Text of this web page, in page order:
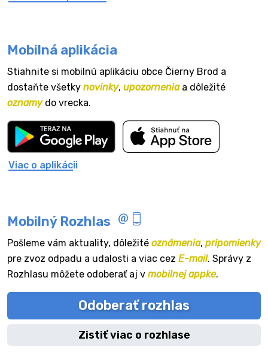
Mobilná aplikácia
Stiahnite si mobilnú aplikáciu obce Čierny Brod a
dostaňte všetky novinky, upozorneniaa dôležité
oznamydo vrecka.
Viac o aplikácii
Mobilný Rozhlas
Pošleme vám aktuality, dôležité oznámenia, pripomienky
pre zvoz odpadu a udalosti a viac cez E-mail. Správy z
Rozhlasu môžete odoberať aj v mobilnej appke.
Odoberať rozhlas
Zistiť viac o rozhlase